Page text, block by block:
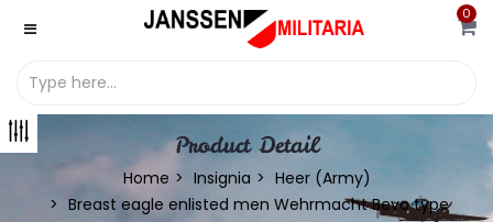
0
Product Detail
Home Insignia
Heer (Army)
Breast eagle enlisted men Wehrmacht Bevo type